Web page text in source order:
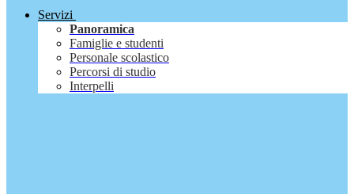
Servizi
Panoramica
Famiglie e studenti
Personale scolastico
Percorsi di studio
Interpelli